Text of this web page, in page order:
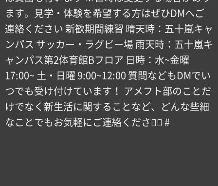
ます。見学・体験を希望する方はぜひDMへご
連絡ください 新歓期間練習 晴天時：五十嵐キャ
ンパス サッカー・ラグビー場 雨天時：五十嵐キ
ャンパス第2体育館Bフロア 日時：水~金曜
17:00~ 土・日曜 9:00~12:00 質問などもDMでい
つでも受け付けています！ アメフト部のことだ
けでなく新生活に関することなど、どんな些細
なことでもお気軽にご連絡ください🏻 #